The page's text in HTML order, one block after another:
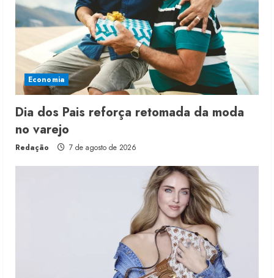
Economia
Dia dos Pais reforça retomada da moda
no varejo
Redação 7 de agosto de 2026